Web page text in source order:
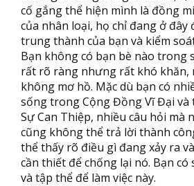
cố gắng thể hiện mình là đồng
của nhân loại, họ chỉ đang ở đây
trung thành của bạn và kiểm
Bạn không có bạn bè nào trong
rất rõ ràng nhưng rất khó khăn,
không mơ hồ. Mặc dù bạn có
sống trong Cộng Đồng Vĩ Đại và
Sự Can Thiệp, nhiều câu hỏi mà
cũng không thể trả lời thành
thể thấy rõ điều gì đang xảy ra
cần thiết để chống lại nó. Bạn có
và tập thể để làm việc này.